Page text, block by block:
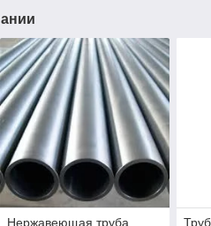
Нержавеющая труба